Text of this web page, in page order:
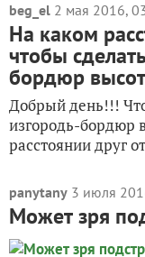
beg_el 2 мая 2016,
На каком
чтобы
бордюр
Добрый день!!!
изгородь-бордюр
расстоянии друг
panytany 3 июля
Может зря